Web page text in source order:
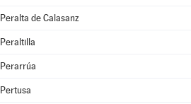
Peralta de Calasanz
Peraltilla
Perarrúa
Pertusa